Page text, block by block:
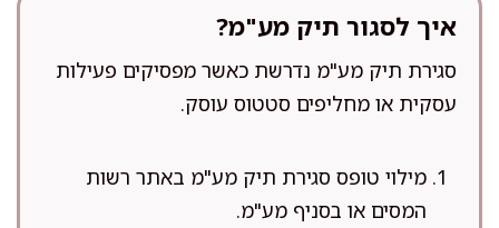
איך לסגור תיק מע"מ?
סגירת תיק מע"מ נדרשת כאשר מפסיקים פעילות
עסקית או מחליפים סטטוס עוסק.
מילוי טופס סגירת תיק מע"מ באתר רשות
המסים או בסניף מע"מ.